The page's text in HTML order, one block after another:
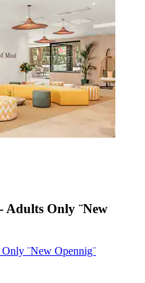
Adults Only ¨New
¨New Opennig¨